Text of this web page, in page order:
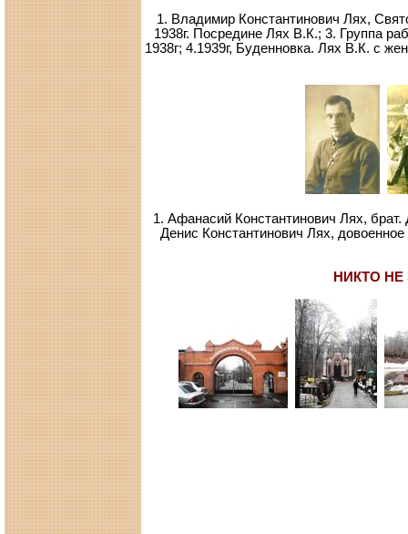
1. Владимир Константинович Лях,
1938г. Посредине Лях В.К.; 3. Группа
1938г; 4.1939г, Буденновка. Лях В.К. с
1. Афанасий Константинович Лях,
Денис Константинович Лях,
НИКТО